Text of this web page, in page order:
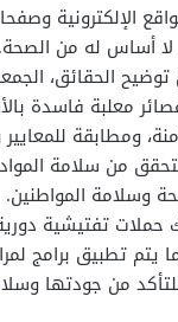
لا أساس له من الصحة.
الحقائق،
معلبة فاسدة
ومطابقة
من سلامة
وسلامة المواطنين.
حملات تفتيشية
يتم تطبيق برامج
من جودتها